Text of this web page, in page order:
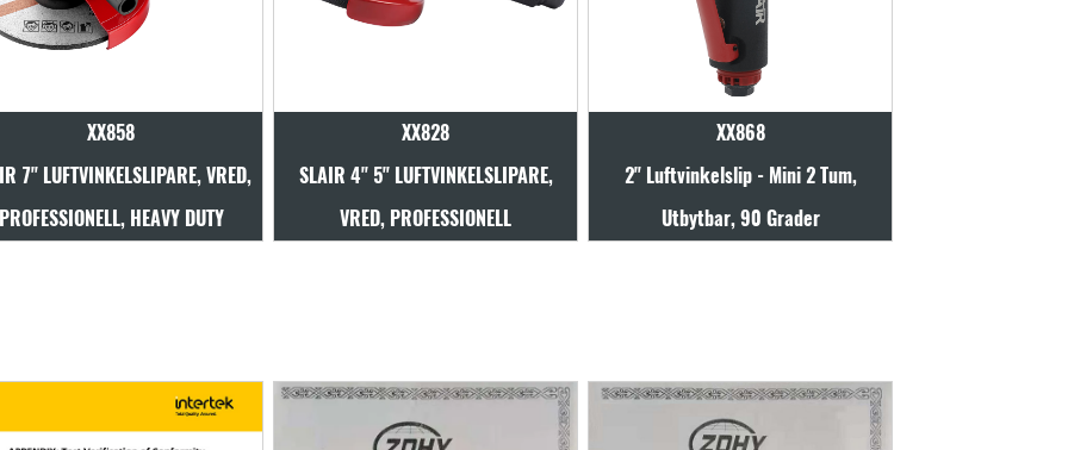
XX858
7" LUFTVINKELSLIPARE, VRED,
PROFESSIONELL, HEAVY DUTY
XX828
SLAIR 4" 5" LUFTVINKELSLIPARE,
VRED, PROFESSIONELL
XX868
2" Luftvinkelslip - Mini 2 Tum,
Utbytbar, 90 Grader